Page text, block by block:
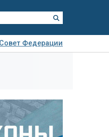
Совет Федерации